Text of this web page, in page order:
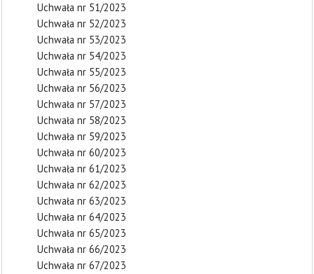
Uchwała nr 51/2023
Uchwała nr 52/2023
Uchwała nr 53/2023
Uchwała nr 54/2023
Uchwała nr 55/2023
Uchwała nr 56/2023
Uchwała nr 57/2023
Uchwała nr 58/2023
Uchwała nr 59/2023
Uchwała nr 60/2023
Uchwała nr 61/2023
Uchwała nr 62/2023
Uchwała nr 63/2023
Uchwała nr 64/2023
Uchwała nr 65/2023
Uchwała nr 66/2023
Uchwała nr 67/2023